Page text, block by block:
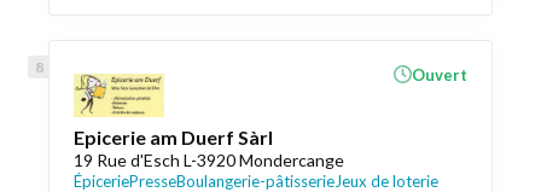
Epicerie am Duerf Sàrl
19 Rue d'Esch L-3920 Mondercange
ÉpiceriePresseBoulangerie-pâtisserieJeux de loterie
Ouvert